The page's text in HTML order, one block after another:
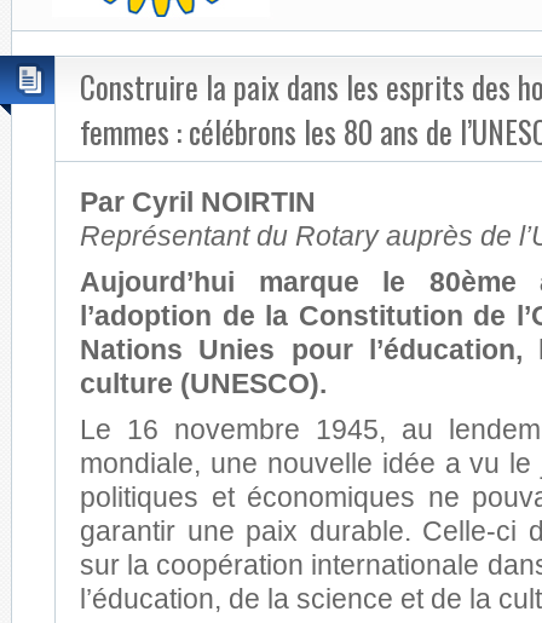
Construire la paix dans les esprits des
femmes : célébrons les 80 ans de
Par Cyril NOIRTIN
Représentant du Rotary auprès de
Aujourd’hui marque le 80ème
l’adoption de la Constitution de
Nations Unies pour
culture (UNESCO).
Le 16 novembre 1945, au
mondiale, une nouvelle idée a vu
politiques et économiques ne
garantir une paix durable. Celle-ci
sur la coopération internationale
l’éducation, de la science et de la